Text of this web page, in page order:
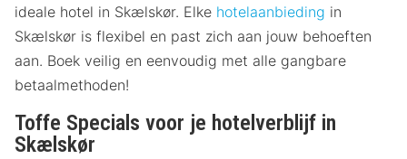
ideale hotel in Skælskør. Elke hotelaanbieding in
Skælskør is flexibel en past zich aan jouw behoeften
aan. Boek veilig en eenvoudig met alle gangbare
betaalmethoden!
Toffe Specials voor je hotelverblijf in
Skælskør